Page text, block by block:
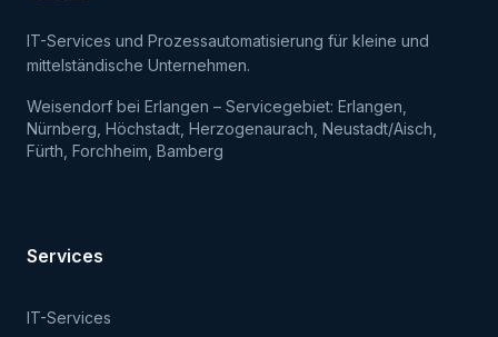
IT-Services und Prozessautomatisierung für kleine und
mittelständische Unternehmen.
Weisendorf bei Erlangen – Servicegebiet: Erlangen,
Nürnberg, Höchstadt, Herzogenaurach, Neustadt/Aisch,
Fürth, Forchheim, Bamberg
Services
IT-Services